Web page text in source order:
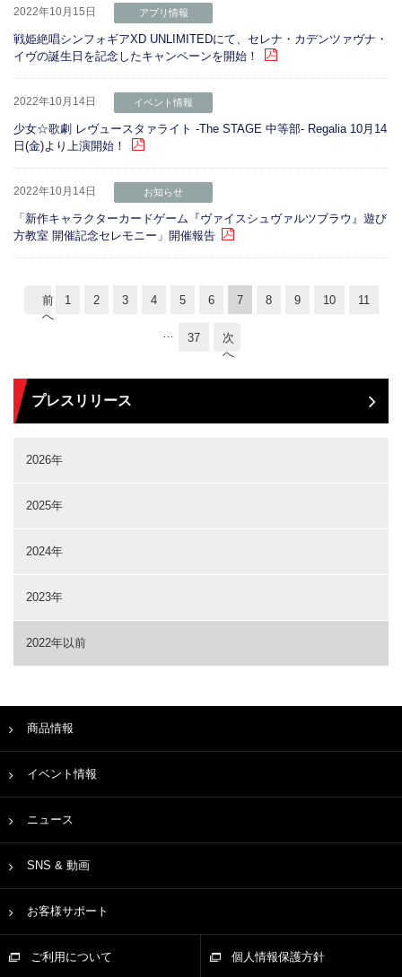
2022年10月15日 アプリ情報
戦姫絶唱シンフォギアXD UNLIMITEDにて、セレナ・カデンツァヴナ・
イヴの誕生日を記念したキャンペーンを開始！
2022年10月14日 イベント情報
少女☆歌劇 レヴュースタァライト -The STAGE 中等部- Regalia 10月14
日(金)より上演開始！
2022年10月14日 お知らせ
「新作キャラクターカードゲーム『ヴァイスシュヴァルツブラウ』遊び
方教室 開催記念セレモニー」開催報告
前
へ
1 2 3 4 5 6 7 8 9 10 11
… 37
次
へ
プレスリリース
2026年
2025年
2024年
2023年
2022年以前
商品情報
イベント情報
ニュース
SNS & 動画
お客様サポート
ご利用について 個人情報保護方針